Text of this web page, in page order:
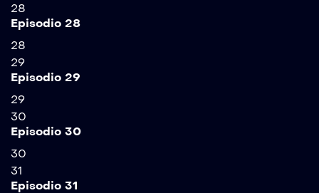
28
Episodio 28
28
29
Episodio 29
29
30
Episodio 30
30
31
Episodio 31